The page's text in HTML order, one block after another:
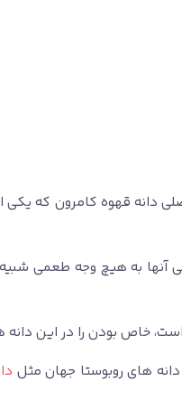
ویژگی ها و مشخصات اصلی دانه قهوه
آنها به هیچ وجه طعمی
خاص بودن را در این
های روبوستا جهان مثل